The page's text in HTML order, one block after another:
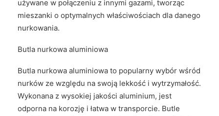
używane w połączeniu z innymi gazami, tworząc
mieszanki o optymalnych właściwościach dla danego
nurkowania.
Butla nurkowa aluminiowa
Butla nurkowa aluminiowa to popularny wybór wśród
nurków ze względu na swoją lekkość i wytrzymałość.
Wykonana z wysokiej jakości aluminium, jest
odporna na korozję i łatwa w transporcie. Butle